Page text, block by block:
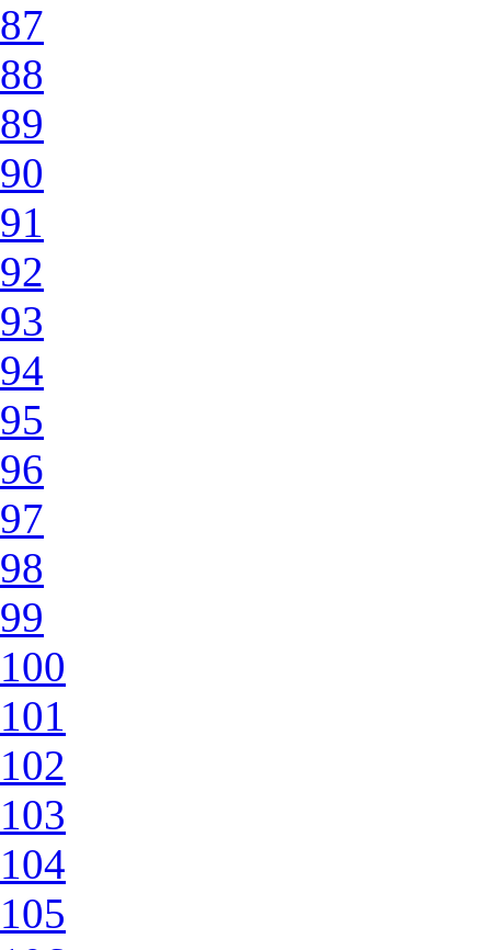
87
88
89
90
91
92
93
94
95
96
97
98
99
100
101
102
103
104
105